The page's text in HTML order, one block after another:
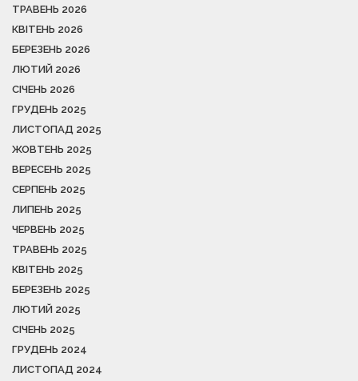
ТРАВЕНЬ 2026
КВІТЕНЬ 2026
БЕРЕЗЕНЬ 2026
ЛЮТИЙ 2026
СІЧЕНЬ 2026
ГРУДЕНЬ 2025
ЛИСТОПАД 2025
ЖОВТЕНЬ 2025
ВЕРЕСЕНЬ 2025
СЕРПЕНЬ 2025
ЛИПЕНЬ 2025
ЧЕРВЕНЬ 2025
ТРАВЕНЬ 2025
КВІТЕНЬ 2025
БЕРЕЗЕНЬ 2025
ЛЮТИЙ 2025
СІЧЕНЬ 2025
ГРУДЕНЬ 2024
ЛИСТОПАД 2024